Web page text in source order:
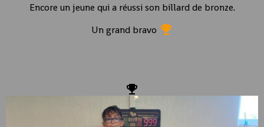
Encore un jeune qui a réussi son billard de bronze.
Un grand bravo